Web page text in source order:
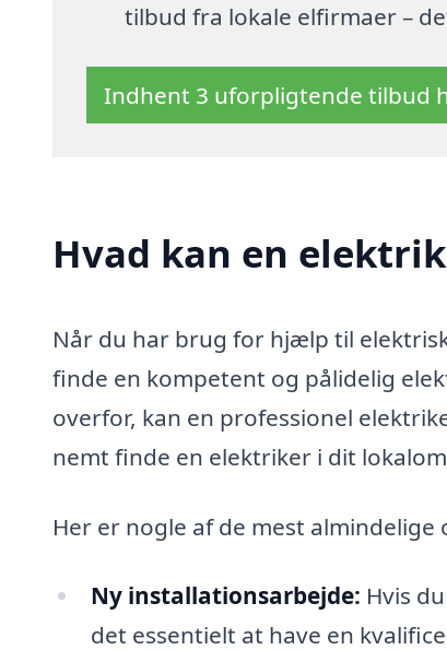
tilbud fra lokale elfirmaer –
Indhent 3 uforpligtende tilbud
Hvad kan en
Når du har brug for hjælp til
finde en kompetent og pålidelig
overfor, kan en professionel
nemt finde en elektriker i dit
Her er nogle af de mest
Ny installationsarbejde: Hvis
det essentielt at have en